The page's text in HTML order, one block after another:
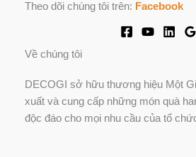
Theo dõi chúng tôi trên: Facebook
Về chúng tôi
DECOGI sở hữu thương hiệu Một
xuất và cung cấp những món quà
độc đáo cho mọi nhu cầu của tổ